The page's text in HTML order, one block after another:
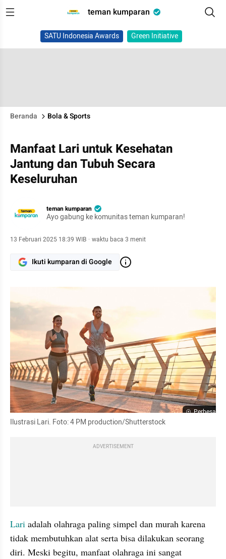
teman kumparan
SATU Indonesia Awards Green Initiative
Beranda Bola & Sports
Manfaat Lari untuk Kesehatan
Jantung dan Tubuh Secara
Keseluruhan
teman kumparan
Ayo gabung ke komunitas teman kumparan!
13 Februari 2025 18:39 WIB · waktu baca 3 menit
Ikuti kumparan di Google
Perbesar
Ilustrasi Lari. Foto: 4 PM production/Shutterstock
ADVERTISEMENT
Lari adalah olahraga paling simpel dan murah karena
tidak membutuhkan alat serta bisa dilakukan seorang
diri. Meski begitu, manfaat olahraga ini sangat